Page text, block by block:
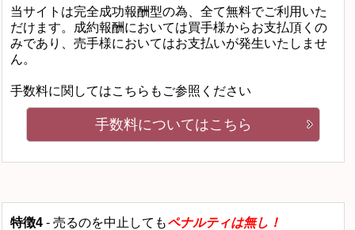
当サイトは完全成功報酬型の為、全て無料でご利用いた
だけます。成約報酬においては買手様からお支払頂くの
みであり、売手様においてはお支払いが発生いたしませ
ん。
手数料に関してはこちらもご参照ください
手数料についてはこちら
特徴4 - 売るのを中止してもペナルティは無し！